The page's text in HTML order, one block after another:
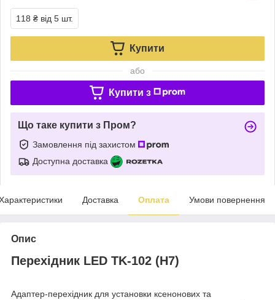
118 ₴ від 5 шт.
Купити
або
Купити з
Що таке купити з Пром?
Замовлення під захистом
Доступна доставка
Доставка Оплата Умови повернення
Опис
Перехідник LED TK-102 (H7)
Адаптер-перехідник для установки ксенонових та